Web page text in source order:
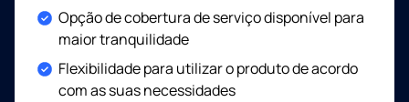
Included:
Opção de cobertura de serviço disponível para
maior tranquilidade
Included:
Flexibilidade para utilizar o produto de acordo
com as suas necessidades